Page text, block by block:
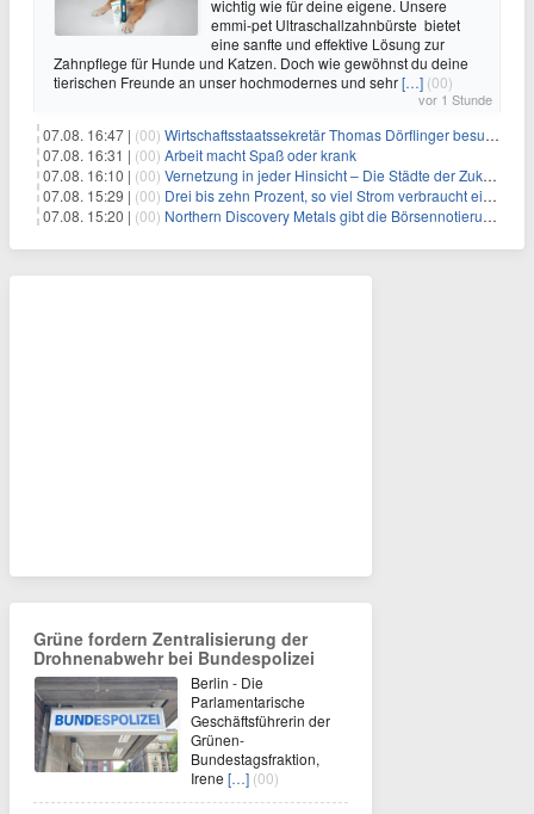
wichtig wie für deine eigene. Unsere
emmi-pet Ultraschallzahnbürste bietet
eine sanfte und effektive Lösung zur
Zahnpflege für Hunde und Katzen. Doch wie gewöhnst du deine
tierischen Freunde an unser hochmodernes und sehr[…] (00)
vor 1 Stunde
07.08. 16:47 | (00) Wirtschaftsstaatssekretär Thomas Dörflinger besucht Handwerksbetrieb im Kammerbezirk Freiburg
07.08. 16:31 | (00) Arbeit macht Spaß oder krank
07.08. 16:10 | (00) Vernetzung in jeder Hinsicht – Die Städte der Zukunft sind grün-blau
07.08. 15:29 | (00) Drei bis zehn Prozent, so viel Strom verbraucht ein Aufzug im Gebäude
07.08. 15:20 | (00) Northern Discovery Metals gibt die Börsennotierung an der Frankfurter Wertpapierbörse bekannt
Grüne fordern Zentralisierung der
Drohnenabwehr bei Bundespolizei
Berlin - Die
Parlamentarische
Geschäftsführerin der
Grünen-
Bundestagsfraktion,
Irene […] (00)